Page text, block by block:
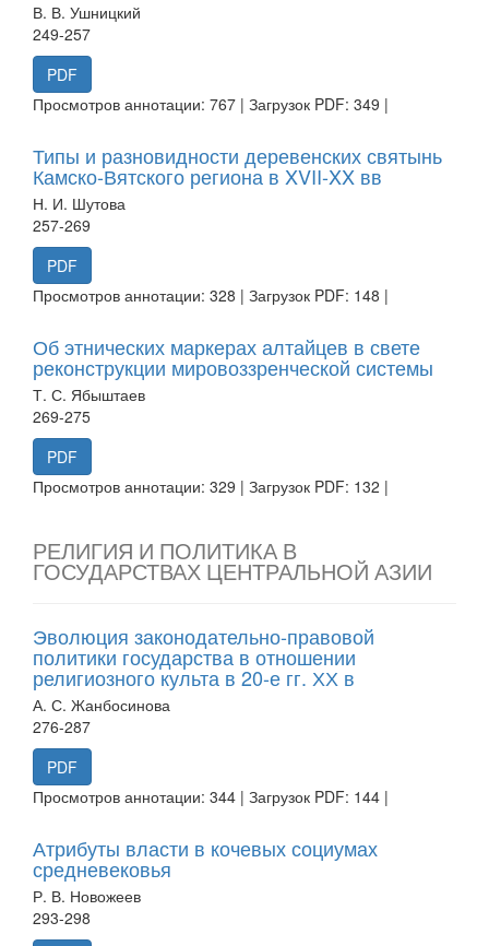
В. В. Ушницкий
249-257
PDF
Просмотров аннотации: 767 | Загрузок PDF: 349 |
Типы и разновидности деревенских святынь
Камско-Вятского региона в XVII-XX вв
Н. И. Шутова
257-269
PDF
Просмотров аннотации: 328 | Загрузок PDF: 148 |
Об этнических маркерах алтайцев в свете
реконструкции мировоззренческой системы
Т. С. Ябыштаев
269-275
PDF
Просмотров аннотации: 329 | Загрузок PDF: 132 |
РЕЛИГИЯ И ПОЛИТИКА В
ГОСУДАРСТВАХ ЦЕНТРАЛЬНОЙ АЗИИ
Эволюция законодательно-правовой
политики государства в отношении
религиозного культа в 20-е гг. ХХ в
А. С. Жанбосинова
276-287
PDF
Просмотров аннотации: 344 | Загрузок PDF: 144 |
Атрибуты власти в кочевых социумах
средневековья
Р. В. Новожеев
293-298